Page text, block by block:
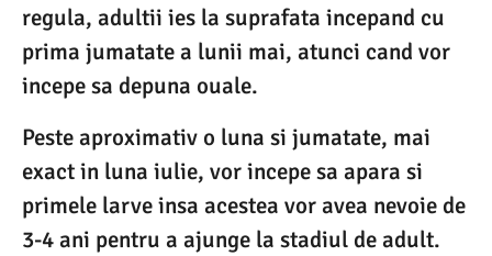
regula, adultii ies la suprafata incepand cu
prima jumatate a lunii mai, atunci cand vor
incepe sa depuna ouale.
Peste aproximativ o luna si jumatate, mai
exact in luna iulie, vor incepe sa apara si
primele larve insa acestea vor avea nevoie de
3-4 ani pentru a ajunge la stadiul de adult.